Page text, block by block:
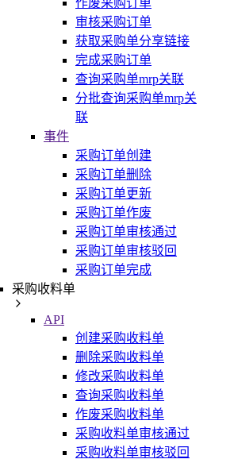
审核采购订单
获取采购单分享链接
完成采购订单
查询采购单mrp关联
分批查询采购单mrp关
联
事件
采购订单创建
采购订单删除
采购订单更新
采购订单作废
采购订单审核通过
采购订单审核驳回
采购订单完成
采购收料单
API
创建采购收料单
删除采购收料单
修改采购收料单
查询采购收料单
作废采购收料单
采购收料单审核通过
采购收料单审核驳回